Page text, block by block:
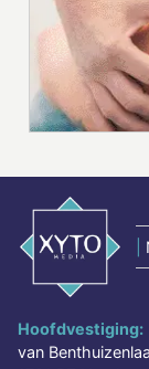
Hoofdvestiging:
van